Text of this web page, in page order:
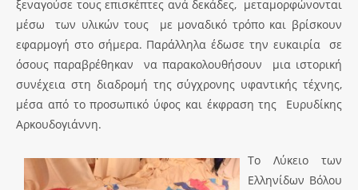
ξεναγούσε τους επισκέπτες ανά δεκάδες, μεταμορφώνονται
μέσω των υλικών τους με μοναδικό τρόπο και βρίσκουν
εφαρμογή στο σήμερα. Παράλληλα έδωσε την ευκαιρία σε
όσους παραβρέθηκαν να παρακολουθήσουν μια ιστορική
συνέχεια στη διαδρομή της σύγχρονης υφαντικής τέχνης,
μέσα από το προσωπικό ύφος και έκφραση της Ευρυδίκης
Αρκουδογιάννη.
Το Λύκειο των
Ελληνίδων Βόλου